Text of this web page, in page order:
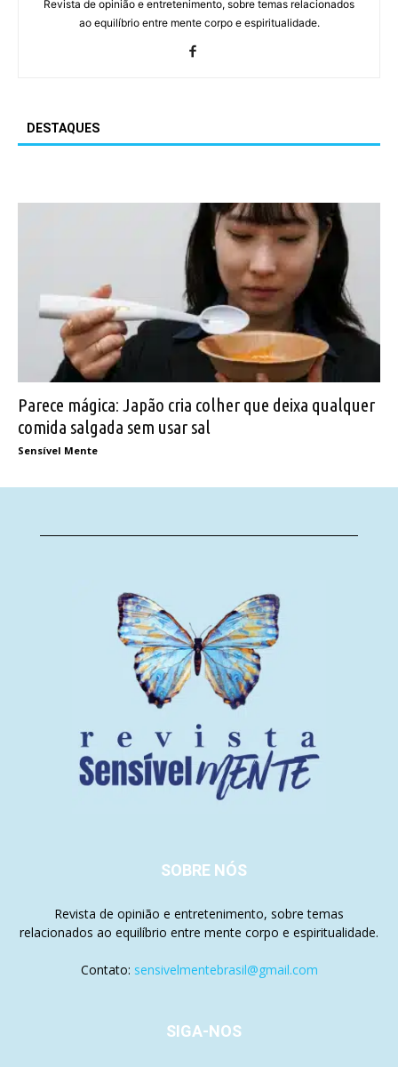
Revista de opinião e entretenimento, sobre temas relacionados
ao equilíbrio entre mente corpo e espiritualidade.
DESTAQUES
Parece mágica: Japão cria colher que deixa qualquer
comida salgada sem usar sal
Sensível Mente
SOBRE NÓS
Revista de opinião e entretenimento, sobre temas
relacionados ao equilíbrio entre mente corpo e espiritualidade.
Contato: sensivelmentebrasil@gmail.com
SIGA-NOS